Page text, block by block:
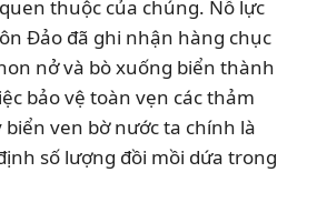
thuộc của chúng. Nỗ lực
Đảo đã ghi nhận hàng chục
nở và bò xuống biển thành
bảo vệ toàn vẹn các thảm
ven bờ nước ta chính là
số lượng đồi mồi dứa trong